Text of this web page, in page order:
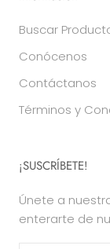
Buscar
Conócenos
Contáctanos
Términos y
¡SUSCRÍBETE!
Únete a
enterarte de